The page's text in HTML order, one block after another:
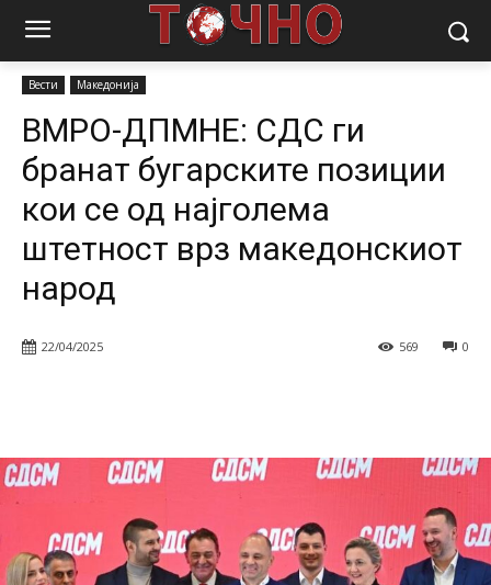
Почетна
ВМРО-ДПМНЕ: СДС ги бранат бугарските позиции
Вести Македонија
ВМРО-ДПМНЕ: СДС ги
бранат бугарските позиции
кои се од најголема
штетност врз македонскиот
народ
22/04/2025 0
569